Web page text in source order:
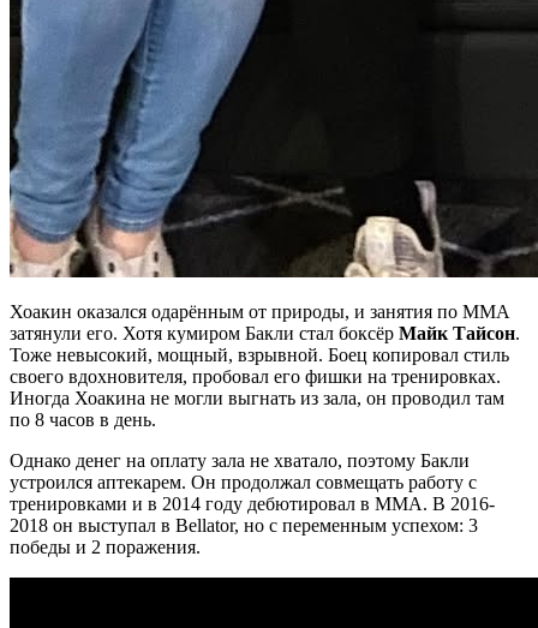
Хоакин оказался одарённым от природы, и занятия по ММА
затянули его. Хотя кумиром Бакли стал боксёр Майк Тайсон.
Тоже невысокий, мощный, взрывной. Боец копировал стиль
своего вдохновителя, пробовал его фишки на тренировках.
Иногда Хоакина не могли выгнать из зала, он проводил там
по 8 часов в день.
Однако денег на оплату зала не хватало, поэтому Бакли
устроился аптекарем. Он продолжал совмещать работу с
тренировками и в 2014 году дебютировал в ММА. В 2016-
2018 он выступал в Bellator, но с переменным успехом: 3
победы и 2 поражения.